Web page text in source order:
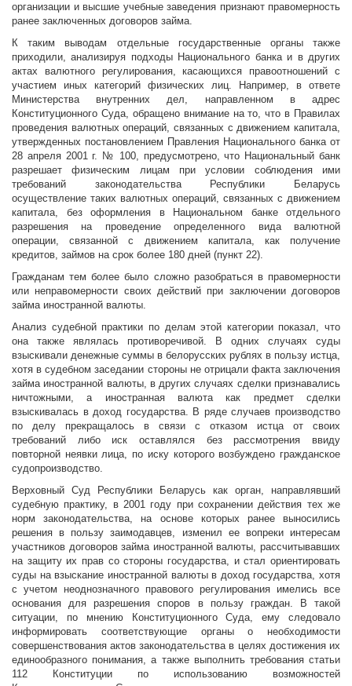
организации и высшие учебные заведения признают правомерность
ранее заключенных договоров займа.
К таким выводам отдельные государственные органы также
приходили, анализируя подходы Национального банка и в других
актах валютного регулирования, касающихся правоотношений с
участием иных категорий физических лиц. Например, в ответе
Министерства внутренних дел, направленном в адрес
Конституционного Суда, обращено внимание на то, что в Правилах
проведения валютных операций, связанных с движением капитала,
утвержденных постановлением Правления Национального банка от
28 апреля 2001 г. № 100, предусмотрено, что Национальный банк
разрешает физическим лицам при условии соблюдения ими
требований законодательства Республики Беларусь
осуществление таких валютных операций, связанных с движением
капитала, без оформления в Национальном банке отдельного
разрешения на проведение определенного вида валютной
операции, связанной с движением капитала, как получение
кредитов, займов на срок более 180 дней (пункт 22).
Гражданам тем более было сложно разобраться в правомерности
или неправомерности своих действий при заключении договоров
займа иностранной валюты.
Анализ судебной практики по делам этой категории показал, что
она также являлась противоречивой. В одних случаях суды
взыскивали денежные суммы в белорусских рублях в пользу истца,
хотя в судебном заседании стороны не отрицали факта заключения
займа иностранной валюты, в других случаях сделки признавались
ничтожными, а иностранная валюта как предмет сделки
взыскивалась в доход государства. В ряде случаев производство
по делу прекращалось в связи с отказом истца от своих
требований либо иск оставлялся без рассмотрения ввиду
повторной неявки лица, по иску которого возбуждено гражданское
судопроизводство.
Верховный Суд Республики Беларусь как орган, направлявший
судебную практику, в 2001 году при сохранении действия тех же
норм законодательства, на основе которых ранее выносились
решения в пользу заимодавцев, изменил ее вопреки интересам
участников договоров займа иностранной валюты, рассчитывавших
на защиту их прав со стороны государства, и стал ориентировать
суды на взыскание иностранной валюты в доход государства, хотя
с учетом неоднозначного правового регулирования имелись все
основания для разрешения споров в пользу граждан. В такой
ситуации, по мнению Конституционного Суда, ему следовало
информировать соответствующие органы о необходимости
совершенствования актов законодательства в целях достижения их
единообразного понимания, а также выполнить требования статьи
112 Конституции по использованию возможностей